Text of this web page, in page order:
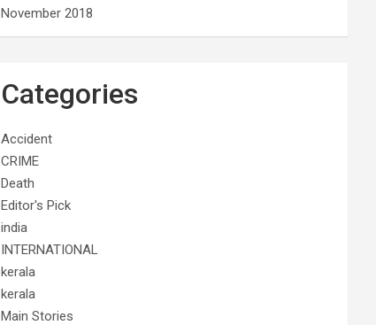
November 2018
Categories
Accident
CRIME
Death
Editor's Pick
india
INTERNATIONAL
kerala
kerala
Main Stories